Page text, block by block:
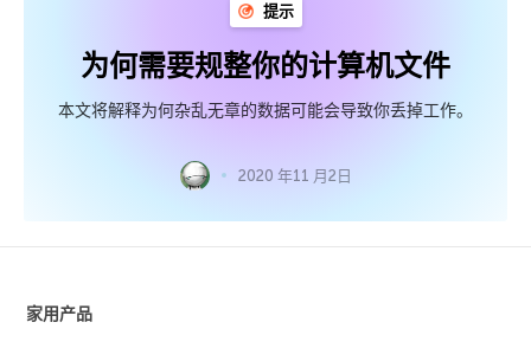
提示
为何需要规整你的计算机文件
本文将解释为何杂乱无章的数据可能会导致你丢掉工作。
2020 年11 月2日
家用产品